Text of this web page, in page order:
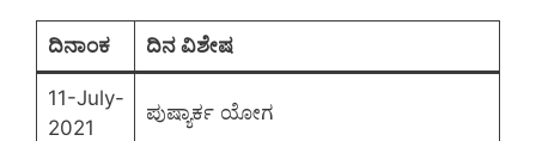
ದಿನಾಂಕ ದಿನ ವಿಶೇಷ
11-July-
2021
ಪುಷ್ಯಾರ್ಕ ಯೋಗ